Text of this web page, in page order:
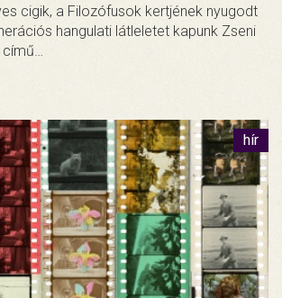
cigik, a Filozófusok kertjének nyugodt
hangulati látleletet kapunk Zseni
című…
hír